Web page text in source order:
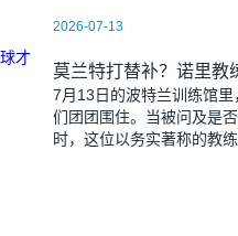
2026-07-13
7月13日的波特兰训练馆
们团团围住。当被问及是
时，这位以务实著称的教